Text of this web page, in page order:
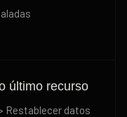
último recurso
Restablecer datos